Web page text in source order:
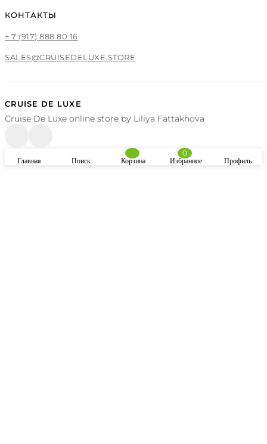
КОНТАКТЫ
+ 7 (917) 888 80 16
SALES@CRUISEDELUXE.STORE
CRUISE DE LUXE
Cruise De Luxe online store by Liliya Fattakhova
Главная Поиск Корзина
0
Избранное Профиль